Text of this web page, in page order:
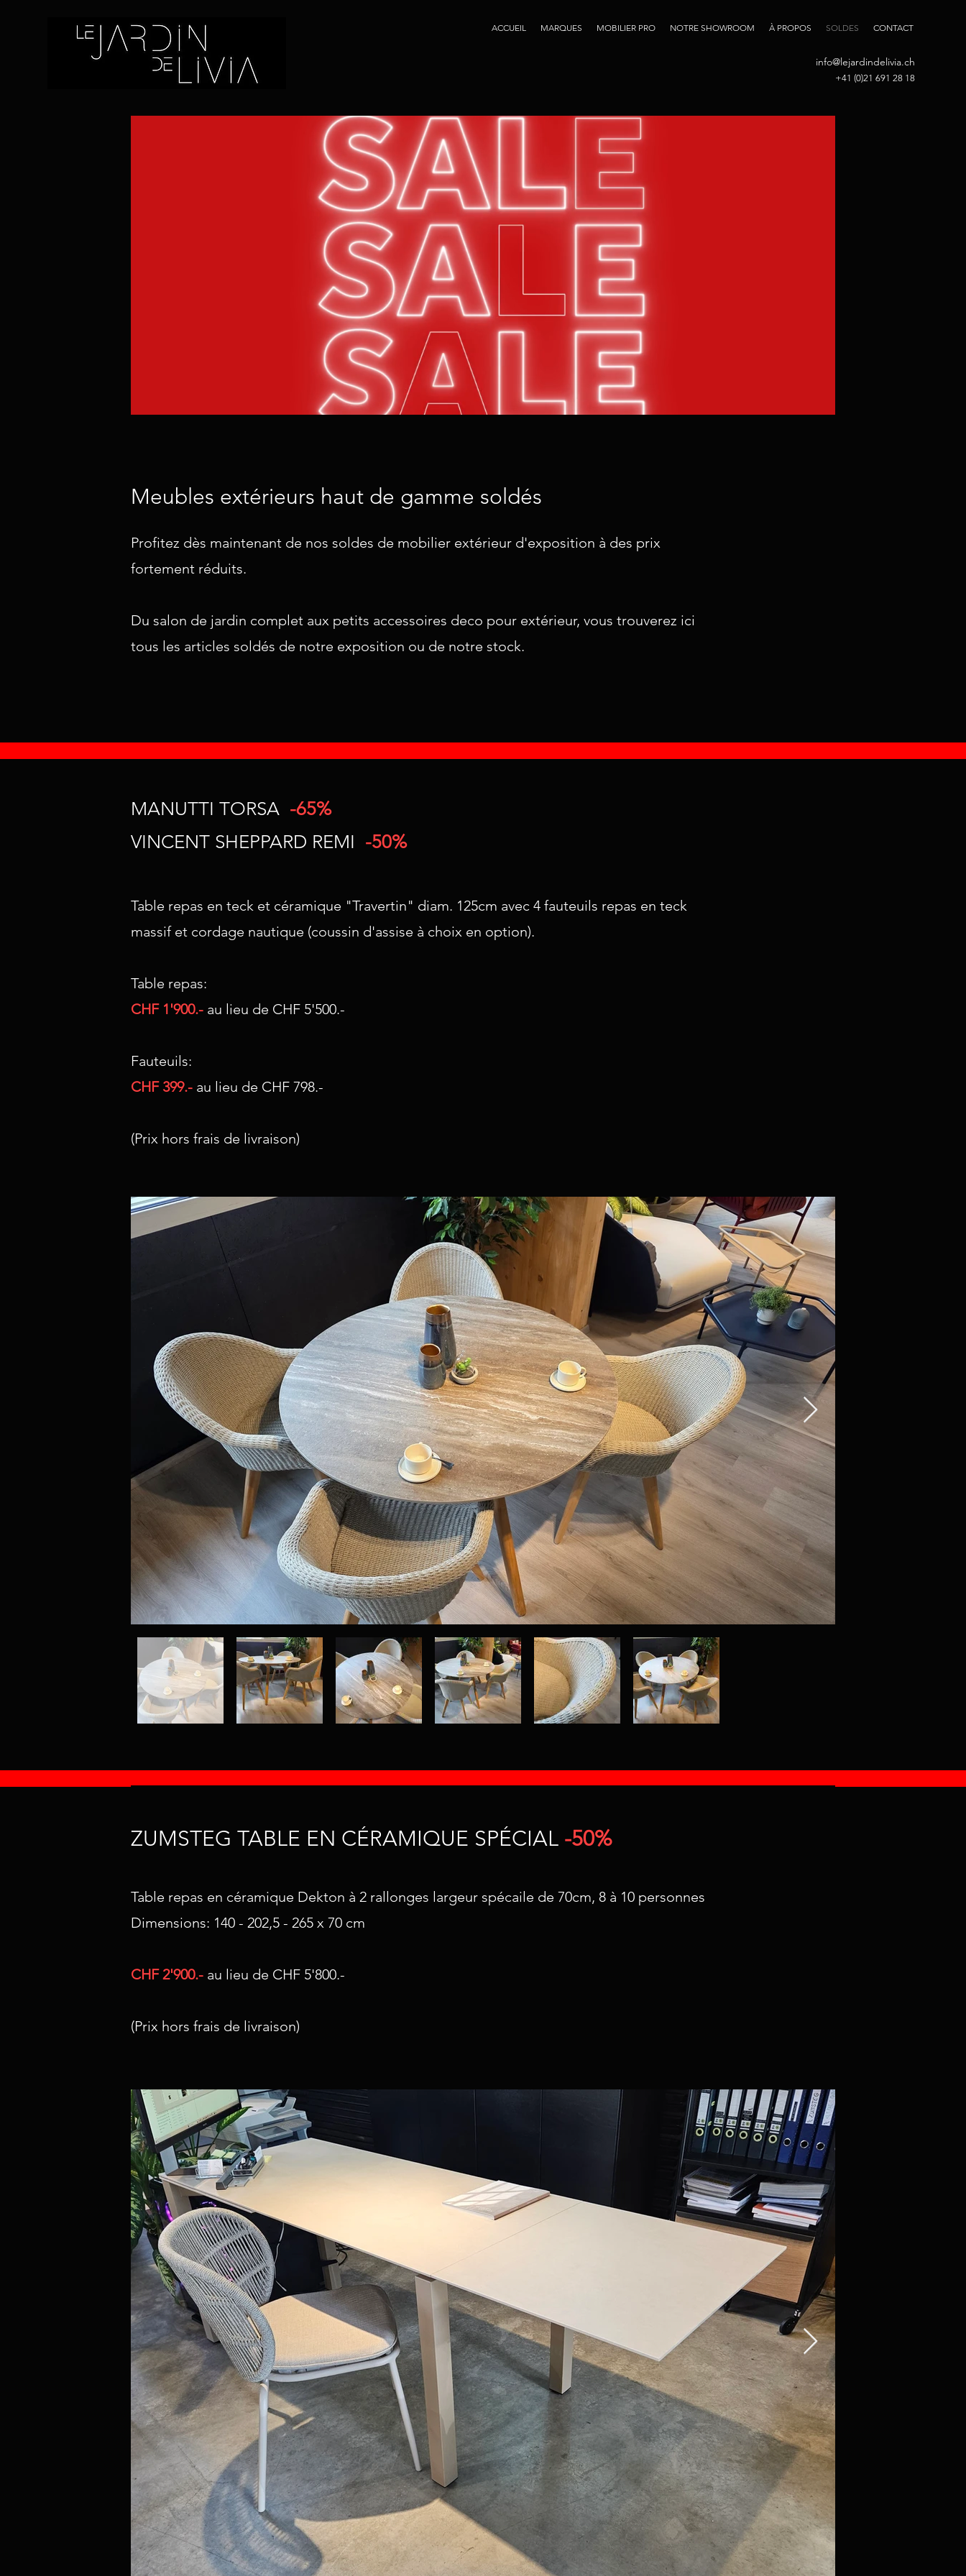
ACCUEIL MARQUES MOBILIER PRO NOTRE SHOWROOM À PROPOS SOLDES CONTACT
info@lejardindelivia.ch
+41 (0)21 691 28 18
Meubles extérieurs haut de gamme soldés
Profitez dès maintenant de nos soldes de mobilier extérieur d'exposition à des prix
fortement réduits.
Du salon de jardin complet aux petits accessoires deco pour extérieur, vous trouverez ici
tous les articles soldés de notre exposition ou de notre stock.
MANUTTI TORSA -65%
VINCENT SHEPPARD REMI -50%
Table repas en teck et céramique "Travertin" diam. 125cm avec 4 fauteuils repas en teck
massif et cordage nautique (coussin d'assise à choix en option).
Table repas:
CHF 1'900.- au lieu de CHF 5'500.-
Fauteuils:
CHF 399.- au lieu de CHF 798.-
(Prix hors frais de livraison)
ZUMSTEG TABLE EN CÉRAMIQUE SPÉCIAL -50%
Table repas en céramique Dekton à 2 rallonges largeur spécaile de 70cm, 8 à 10 personnes
Dimensions: 140 - 202,5 - 265 x 70 cm
CHF 2'900.- au lieu de CHF 5'800.-
(Prix hors frais de livraison)